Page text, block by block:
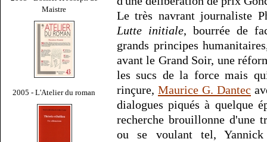
Maistre
2005 - L'Atelier du roman
Le très navrant journaliste
Lutte initiale, bourrée de
grands principes
avant le Grand Soir, une
les sucs de la force mais
rinçure, Maurice G. Dantec
dialogues piqués à quelque
recherche brouillonne d'une
ou se voulant tel, Yannick